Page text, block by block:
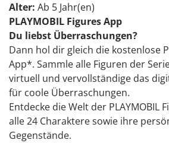
Alter: Ab 5 Jahr(en)
PLAYMOBIL Figures App
Du liebst Überraschungen?
Dann hol dir gleich die kostenlose
App*. Sammle alle Figuren der
virtuell und vervollständige das
für coole Überraschungen.
Entdecke die Welt der PLAYMOBIL
alle 24 Charaktere sowie ihre
Gegenstände.